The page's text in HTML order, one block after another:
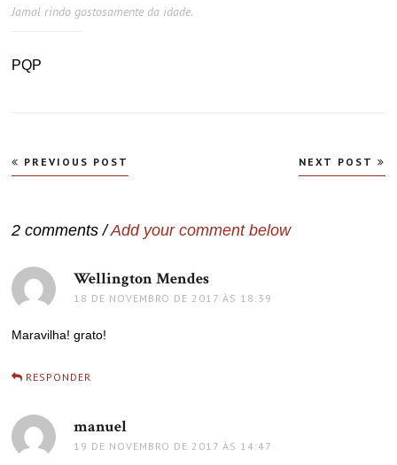
Jamal rindo gostosamente da idade.
PQP
Navegação
de
PREVIOUS POST NEXT POST
2 comments /Add your comment below
Wellington Mendes
18 DE NOVEMBRO DE 2017 ÀS 18:39
Maravilha! grato!
RESPONDER
manuel
19 DE NOVEMBRO DE 2017 ÀS 14:47